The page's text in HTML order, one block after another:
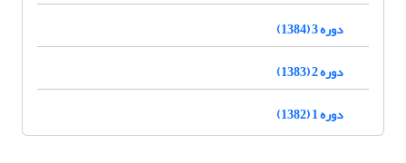
دوره 3 (1384)
دوره 2 (1383)
دوره 1 (1382)